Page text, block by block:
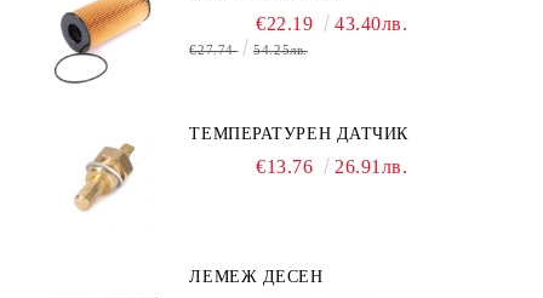
€22.19 43.40лв.
€27.74 54.25лв.
ТЕМПЕРАТУРЕН ДАТЧИК
€13.76 26.91лв.
ЛЕМЕЖ ДЕСЕН